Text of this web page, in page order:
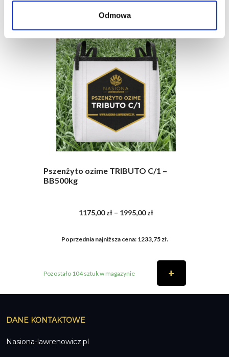
Odmowa
1200,00 zł
do
2020,00 zł
Pozostało 100 sztuk w magazynie +
Pszenżyto ozime TRIBUTO C/1 –
BB500kg
1175,00zł – 1995,00złZakres
cen:
Poprzednia najniższa cena: 1233,75zł.
Pozostało 104 sztuk w magazynie +
-200 zł/t
DANE KONTAKTOWE
Nasiona-lawrenowicz.pl